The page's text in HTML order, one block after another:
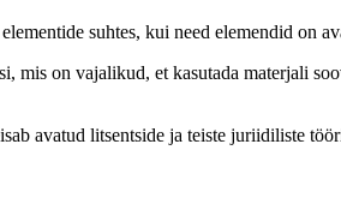
suhtes, kui need elemendid on
mis on vajalikud, et kasutada materjali
avatud litsentside ja teiste juriidiliste